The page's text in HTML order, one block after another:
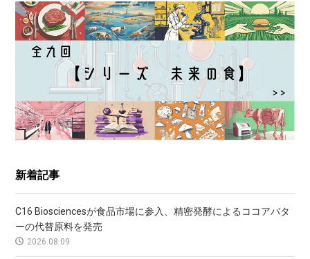
新着記事
C16 Biosciencesが食品市場に参入、精密発酵によるココアバタ
ーの代替原料を発売
2026.08.09